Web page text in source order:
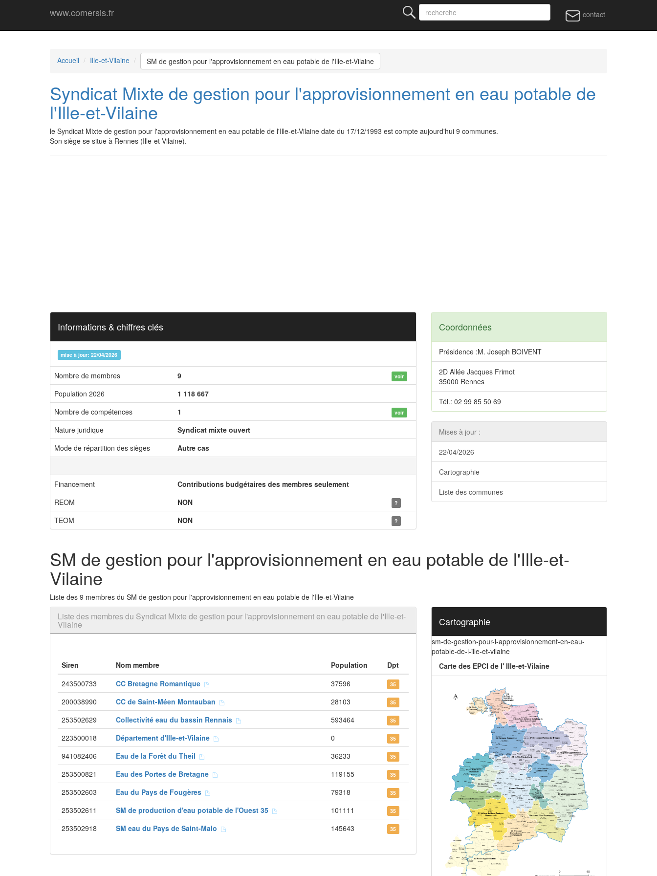
www.comersis.fr contact
Accueil Ille-et-Vilaine SM de gestion pour l'approvisionnement en eau potable de l'Ille-et-Vilaine
Syndicat Mixte de gestion pour l'approvisionnement en eau potable de
l'Ille-et-Vilaine
le Syndicat Mixte de gestion pour l'approvisionnement en eau potable de l'Ille-et-Vilaine date du 17/12/1993 est compte aujourd'hui 9 communes.
Son siège se situe à Rennes (Ille-et-Vilaine).
Informations & chiffres clés
mise à jour: 22/04/2026
Nombre de membres 9 voir
Population 2026
1 118 667
Nombre de compétences
1 voir
Nature juridique
Syndicat mixte ouvert
Mode de répartition des sièges
Autre cas
Financement
Contributions budgétaires des membres seulement
REOM
NON ?
TEOM NON ?
Coordonnées
Présidence :M. Joseph BOIVENT
2D Allée Jacques Frimot
35000 Rennes
Tél.: 02 99 85 50 69
Mises à jour :
22/04/2026
Cartographie
Liste des communes
SM de gestion pour l'approvisionnement en eau potable de l'Ille-et-
Vilaine
Liste des 9 membres du SM de gestion pour l'approvisionnement en eau potable de l'Ille-et-Vilaine
Liste des membres du Syndicat Mixte de gestion pour l'approvisionnement en eau potable de l'Ille-et-
Vilaine
Siren Nom membre Population
Dpt
243500733
CC Bretagne Romantique 37596 35
200038990 CC de Saint-Méen Montauban 28103 35
253502629 Collectivité eau du bassin Rennais 593464 35
223500018 Département d'Ille-et-Vilaine 0 35
941082406 Eau de la Forêt du Theil 36233 35
253500821 Eau des Portes de Bretagne 119155 35
253502603 Eau du Pays de Fougères 79318 35
253502611 SM de production d'eau potable de l'Ouest 35 101111 35
253502918 SM eau du Pays de Saint-Malo 145643 35
Cartographie
sm-de-gestion-pour-l-approvisionnement-en-eau-
potable-de-l-ille-et-vilaine
Carte des EPCI de l' Ille-et-Vilaine